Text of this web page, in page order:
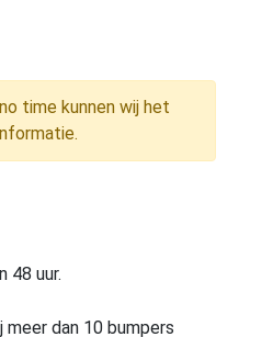
time kunnen wij het
48 uur.
meer dan 10 bumpers